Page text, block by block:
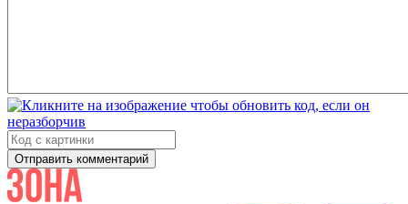
Отправить комментарий